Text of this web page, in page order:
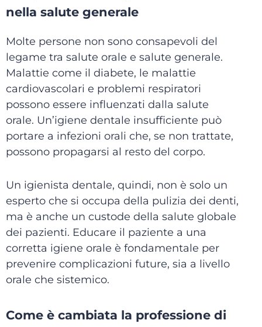
nella salute generale
Molte persone non sono consapevoli del
legame tra salute orale e salute generale.
Malattie come il diabete, le malattie
cardiovascolari e problemi respiratori
possono essere influenzati dalla salute
orale. Un’igiene dentale insufficiente può
portare a infezioni orali che, se non trattate,
possono propagarsi al resto del corpo.
Un igienista dentale, quindi, non è solo un
esperto che si occupa della pulizia dei denti,
ma è anche un custode della salute globale
dei pazienti. Educare il paziente a una
corretta igiene orale è fondamentale per
prevenire complicazioni future, sia a livello
orale che sistemico.
Come è cambiata la professione di